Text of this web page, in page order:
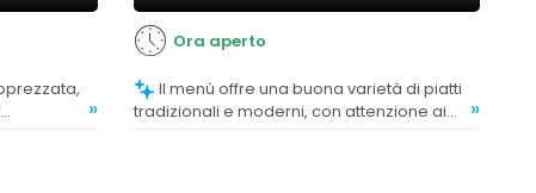
»
Ora aperto
Il menù offre una buona varietà di piatti
tradizionali e moderni, con attenzione ai
»